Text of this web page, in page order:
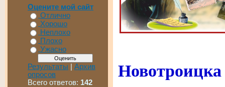
Оцените мой сайт
Отлично
Хорошо
Неплохо
Плохо
Ужасно
Результаты | Архив
опросов
Всего ответов: 142
Новотроицка